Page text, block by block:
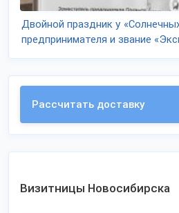
Двойной праздник у
предпринимателя и звание
Рассчитать доставку
Визитницы Новосибирска